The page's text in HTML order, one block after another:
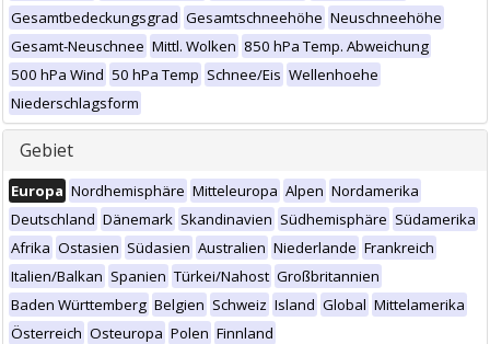
Gesamtbedeckungsgrad Gesamtschneehöhe Neuschneehöhe
Gesamt-Neuschnee Mittl. Wolken 850 hPa Temp. Abweichung
500 hPa Wind 50 hPa Temp Schnee/Eis Wellenhoehe
Niederschlagsform
Gebiet
Europa Nordhemisphäre Mitteleuropa Alpen Nordamerika
Deutschland Dänemark Skandinavien Südhemisphäre Südamerika
Afrika Ostasien Südasien Australien Niederlande Frankreich
Italien/Balkan Spanien Türkei/Nahost Großbritannien
Baden Württemberg Belgien Schweiz Island Global Mittelamerika
Österreich Osteuropa Polen Finnland